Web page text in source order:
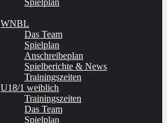
Spielplan
WNBL
Das Team
Spielplan
Anschreibeplan
Spielberichte & News
Trainingszeiten
U18/1 weiblich
Trainingszeiten
Das Team
Spielplan